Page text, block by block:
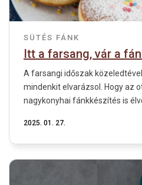
SÜTÉS FÁNK
Itt a farsang, vár a
A farsangi időszak
mindenkit elvarázsol. Hogy az
nagykonyhai fánkkészítés is
2025. 01. 27.